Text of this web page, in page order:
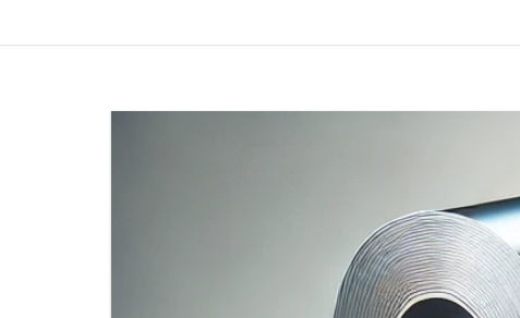
خلاطات خلط الفولاذ المقاوم للصدأ
مكونات التجهيزات
المراجع